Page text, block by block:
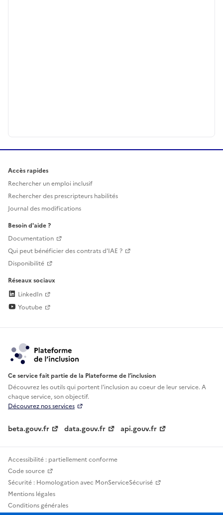
Accès rapides
Rechercher un emploi inclusif
Rechercher des prescripteurs habilités
Journal des modifications
Besoin d'aide ?
Documentation
Qui peut bénéficier des contrats d'IAE ?
Disponibilité
Réseaux sociaux
LinkedIn
Youtube
Ce service fait partie de la Plateforme de l’inclusion
Découvrez les outils qui portent l'inclusion aucoeur de leur service. A
chaque service, son objectif.
Découvrez nos services
beta.gouv.fr data.gouv.fr api.gouv.fr
Accessibilité : partiellement conforme
Code source
Sécurité : Homologation avec MonServiceSécurisé
Mentions légales
Conditions générales